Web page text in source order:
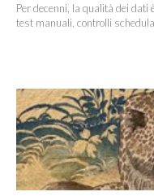
Per decenni, la qualità dei dati
test manuali, controlli